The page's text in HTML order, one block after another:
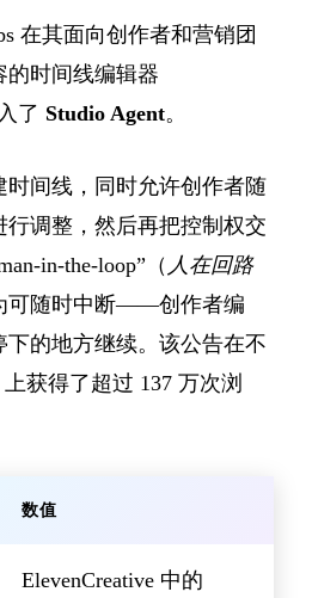
在其面向创作者和营销团
的时间线编辑器
了 Studio Agent。
间线，同时允许创作者随
行调整，然后再把控制权交
in-the-loop”（ 人在回路
可随时中断——创作者编
的地方继续。该公告在不
获得了超过 137 万次浏
数值
ElevenCreative 中的